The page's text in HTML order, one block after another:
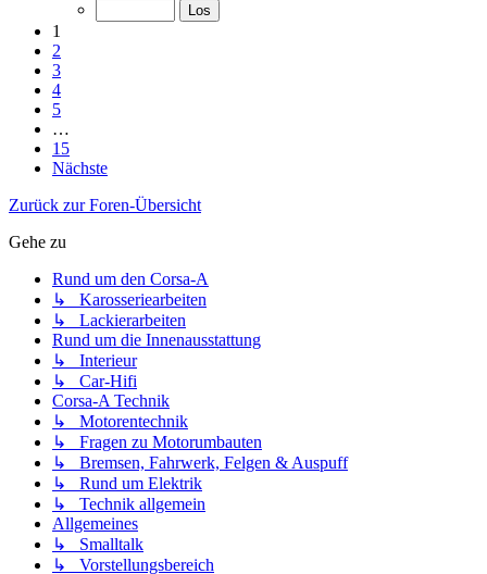
1
2
3
4
5
…
15
Nächste
Zurück zur Foren-Übersicht
Gehe zu
Rund um den Corsa-A
↳ Karosseriearbeiten
↳ Lackierarbeiten
Rund um die Innenausstattung
↳ Interieur
↳ Car-Hifi
Corsa-A Technik
↳ Motorentechnik
↳ Fragen zu Motorumbauten
↳ Bremsen, Fahrwerk, Felgen & Auspuff
↳ Rund um Elektrik
↳ Technik allgemein
Allgemeines
↳ Smalltalk
↳ Vorstellungsbereich